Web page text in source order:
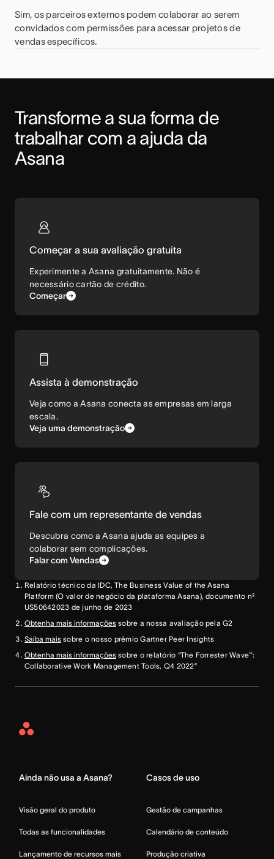
Sim, os parceiros externos podem colaborar ao serem
convidados com permissões para acessar projetos de
vendas específicos.
Transforme a sua forma de
trabalhar com a ajuda da
Asana
Começar a sua avaliação gratuita
Experimente a Asana gratuitamente. Não é
necessário cartão de crédito.
Começar
Assista à demonstração
Veja como a Asana conecta as empresas em larga
escala.
Veja uma demonstração
Fale com um representante de vendas
Descubra como a Asana ajuda as equipes a
colaborar sem complicações.
Falar com Vendas
Relatório técnico da IDC, The Business Value of the Asana
Platform (O valor de negócio da plataforma Asana), documento nº
US50642023 de junho de 2023
Obtenha mais informações sobre a nossa avaliação pela G2
Saiba mais sobre o nosso prêmio Gartner Peer Insights
Obtenha mais informações sobre o relatório “The Forrester Wave™:
Collaborative Work Management Tools, Q4 2022”
Asana
Ainda não usa a Asana?
Visão geral do produto
Todas as funcionalidades
Lançamento de recursos mais
Casos de uso
Gestão de campanhas
Calendário de conteúdo
Produção criativa